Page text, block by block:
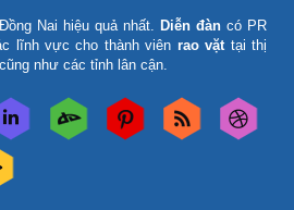
Nai hiệu quả nhất. Diễn đàn có PR
lĩnh vực cho thành viên rao vặt tại thị
như các tỉnh lân cận.